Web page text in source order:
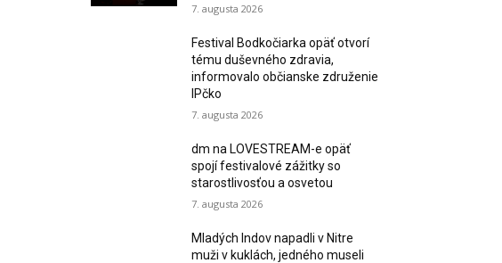
7. augusta 2026
Festival Bodkočiarka opäť otvorí
tému duševného zdravia,
informovalo občianske združenie
IPčko
7. augusta 2026
dm na LOVESTREAM-e opäť
spojí festivalové zážitky so
starostlivosťou a osvetou
7. augusta 2026
Mladých Indov napadli v Nitre
muži v kuklách, jedného museli